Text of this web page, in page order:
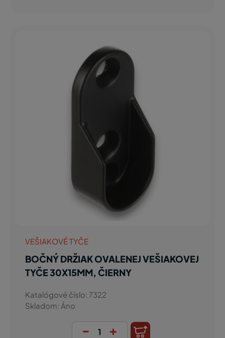
VEŠIAKOVÉ TYČE
BOČNÝ DRŽIAK OVALENEJ VEŠIAKOVEJ
TYČE 30X15MM, ČIERNY
Katalógové číslo: 7322
Skladom: Áno
- +